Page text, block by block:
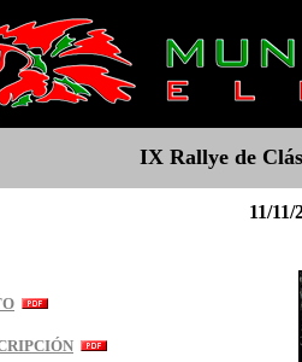
IX Rallye de
11/11/